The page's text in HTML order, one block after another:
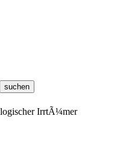
IrrtÃ¼mer